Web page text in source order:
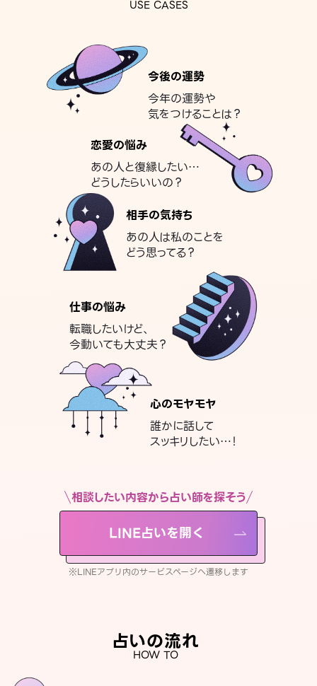
USE CASES
今後の運勢
今年の運勢や
気をつけることは？
恋愛の悩み
あの人と復縁したい…
どうしたらいいの？
相手の気持ち
あの人は私のことを
どう思ってる？
仕事の悩み
転職したいけど、
今動いても大丈夫？
心のモヤモヤ
誰かに話して
スッキリしたい…！
相談したい内容から占い師を探そう
LINE占いを開く
※LINEアプリ内のサービスページへ遷移します
占いの流れ
HOW TO